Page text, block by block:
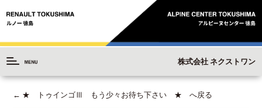
株式会社 ネクストワン
← ★ トゥインゴⅢ もう少々お待ち下さい ★ へ戻る